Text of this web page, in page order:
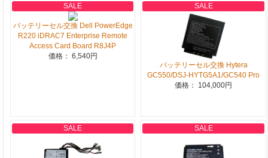
SALE
バッテリーセル交換 Dell PowerEdge
R220 iDRAC7 Enterprise Remote
Access Card Board R8J4P
価格： 6,540円
SALE
バッテリーセル交換 Hytera
GC550/DSJ-HYTG5A1/GC540 Pro
価格： 104,000円
SALE SALE